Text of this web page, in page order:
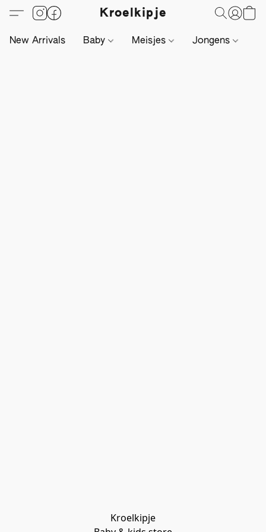
Kroelkipje
New Arrivals Baby Meisjes Jongens
Kroelkipje